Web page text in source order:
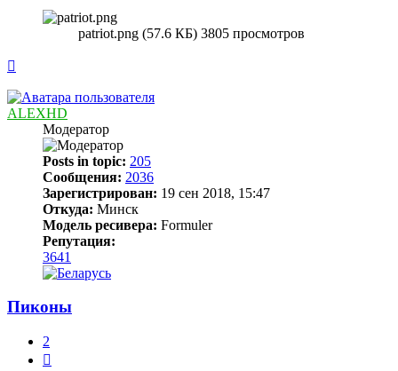
patriot.png (57.6 КБ) 3805 просмотров
началу
ALEXHD
Модератор
Posts in topic: 205
Сообщения: 2036
Зарегистрирован: 19 сен 2018, 15:47
Откуда: Минск
Модель ресивера: Formuler
Репутация:
3641
Пиконы
2